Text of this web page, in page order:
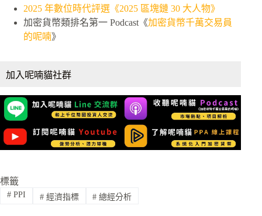
2025 年數位時代評選《2025 區塊鏈 30 大人物》
加密貨幣類排名第一 Podcast《加密貨幣千萬交易員
的呢喃》
加入呢喃貓社群
標籤
#PPI #經濟指標 # 總經分析